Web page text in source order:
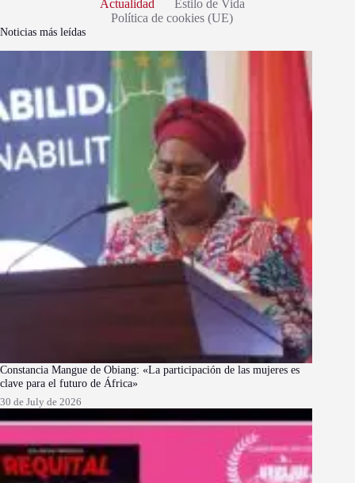
Actualidad
Estilo de Vida
Política de cookies (UE)
Noticias más leídas
Constancia Mangue de Obiang: «La participación de las mujeres es
clave para el futuro de África»
30 de July de 2026